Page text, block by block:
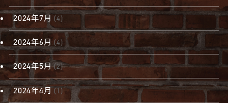
2024年7月 (4)
2024年6月 (4)
2024年5月(2)
2024年4月 (1)